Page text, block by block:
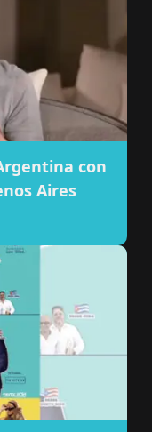
con
Aires